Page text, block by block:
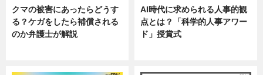
クマの被害にあったらどうす
る？ケガをしたら補償される
のか弁護士が解説
AI時代に求められる人事的観
点とは？「科学的人事アワー
ド」授賞式